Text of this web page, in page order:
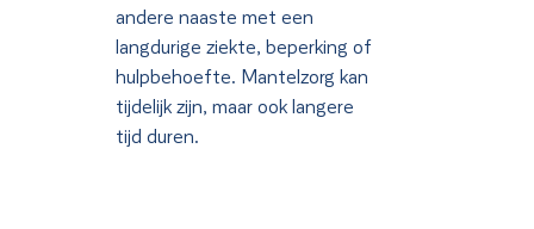
andere naaste met een
langdurige ziekte, beperking of
hulpbehoefte. Mantelzorg kan
tijdelijk zijn, maar ook langere
tijd duren.